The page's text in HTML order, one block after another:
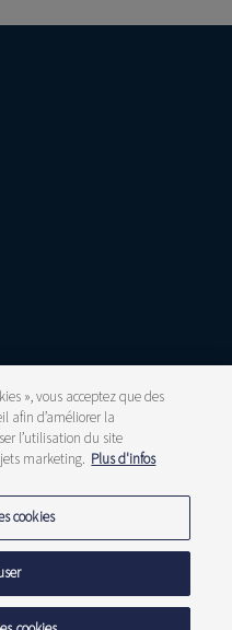
», vous acceptez que des
afin d’améliorer la
l’utilisation du site
marketing. Plus d'infos
cookies